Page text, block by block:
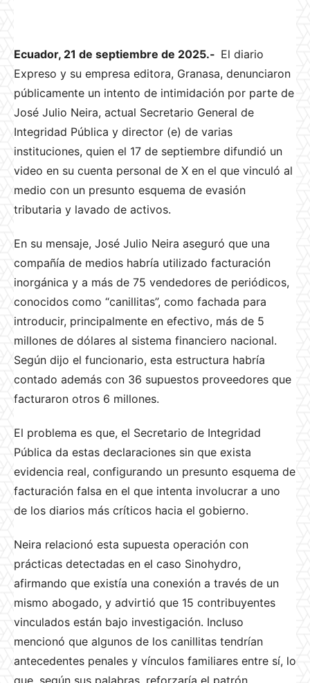
Ecuador, 21 de septiembre de 2025.- El diario
Expreso y su empresa editora, Granasa, denunciaron
públicamente un intento de intimidación por parte de
José Julio Neira, actual Secretario General de
Integridad Pública y director (e) de varias
instituciones, quien el 17 de septiembre difundió un
video en su cuenta personal de X en el que vinculó al
medio con un presunto esquema de evasión
tributaria y lavado de activos.
En su mensaje, José Julio Neira aseguró que una
compañía de medios habría utilizado facturación
inorgánica y a más de 75 vendedores de periódicos,
conocidos como “canillitas”, como fachada para
introducir, principalmente en efectivo, más de 5
millones de dólares al sistema financiero nacional.
Según dijo el funcionario, esta estructura habría
contado además con 36 supuestos proveedores que
facturaron otros 6 millones.
El problema es que, el Secretario de Integridad
Pública da estas declaraciones sin que exista
evidencia real, configurando un presunto esquema de
facturación falsa en el que intenta involucrar a uno
de los diarios más críticos hacia el gobierno.
Neira relacionó esta supuesta operación con
prácticas detectadas en el caso Sinohydro,
afirmando que existía una conexión a través de un
mismo abogado, y advirtió que 15 contribuyentes
vinculados están bajo investigación. Incluso
mencionó que algunos de los canillitas tendrían
antecedentes penales y vínculos familiares entre sí, lo